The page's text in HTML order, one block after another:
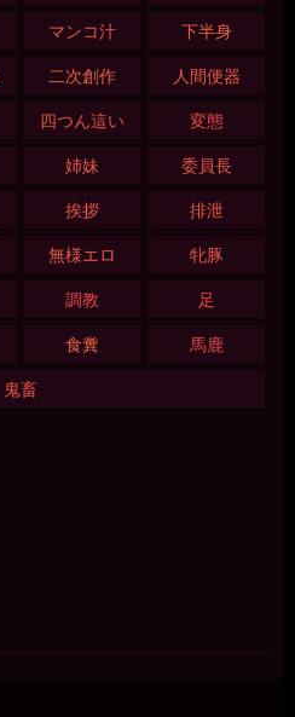
マンコ汁 下半身
二次創作 人間便器
四つん這い 変態
姉妹 委員長
挨拶 排泄
無様エロ 牝豚
調教 足
食糞 馬鹿
鬼畜